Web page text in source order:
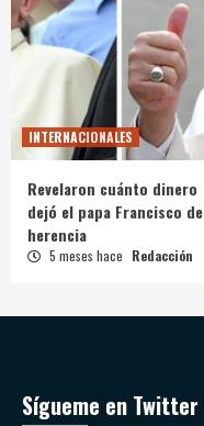
INTERNACIONALES
Revelaron cuánto dinero
dejó el papa Francisco de
herencia
5 meses hace Redacción
Sígueme en Twitter